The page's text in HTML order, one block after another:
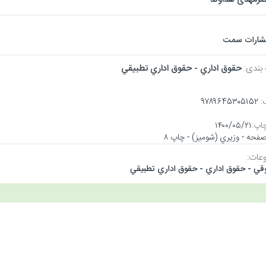
سمت
بندی:حقوق اداري - حقوق اداري تطبيقي
۹۷۸۹۶۴۵۳۰۵۱۵۲
۱۴۰۰/۰۵/۲۱
- حقوق اداري - حقوق اداري تطبيقي